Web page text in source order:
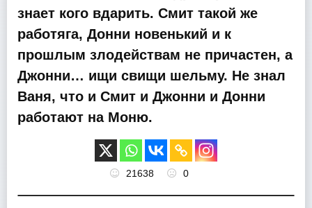
знает кого вдарить. Смит такой же
работяга, Донни новенький и к
прошлым злодействам не причастен, а
Джонни… ищи свищи шельму. Не знал
Ваня, что и Смит и Джонни и Донни
работают на Моню.
21638 0